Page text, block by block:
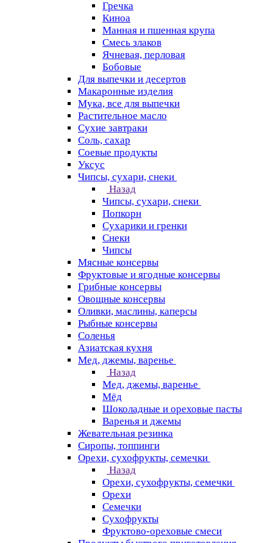
Гречка
Киноа
Манная и пшенная крупа
Смесь злаков
Ячневая, перловая
Бобовые
Для выпечки и десертов
Макаронные изделия
Мука, все для выпечки
Растительное масло
Сухие завтраки
Соль, сахар
Соевые продукты
Уксус
Чипсы, сухари, снеки
Назад
Чипсы, сухари, снеки
Попкорн
Сухарики и гренки
Снеки
Чипсы
Мясные консервы
Фруктовые и ягодные консервы
Грибные консервы
Овощные консервы
Оливки, маслины, каперсы
Рыбные консервы
Соленья
Азиатская кухня
Мед, джемы, варенье
Назад
Мед, джемы, варенье
Мёд
Шоколадные и ореховые пасты
Варенья и джемы
Жевательная резинка
Сиропы, топпинги
Орехи, сухофрукты, семечки
Назад
Орехи, сухофрукты, семечки
Орехи
Семечки
Сухофрукты
Фруктово-ореховые смеси